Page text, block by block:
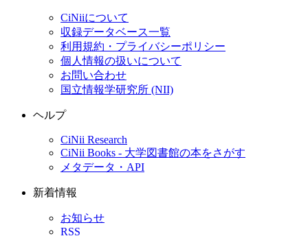
CiNiiについて
収録データベース一覧
利用規約・プライバシーポリシー
個人情報の扱いについて
お問い合わせ
国立情報学研究所 (NII)
ヘルプ
CiNii Research
CiNii Books - 大学図書館の本をさがす
メタデータ・API
新着情報
お知らせ
RSS